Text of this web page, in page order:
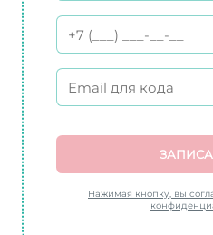
Нажимая кнопку, вы